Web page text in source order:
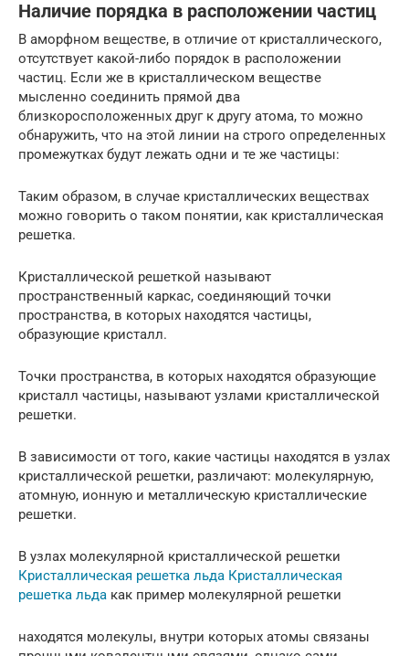
Наличие порядка в расположении частиц
В аморфном веществе, в отличие от кристаллического,
отсутствует какой-либо порядок в расположении
частиц. Если же в кристаллическом веществе
мысленно соединить прямой два
близкоросположенных друг к другу атома, то можно
обнаружить, что на этой линии на строго определенных
промежутках будут лежать одни и те же частицы:
Таким образом, в случае кристаллических веществах
можно говорить о таком понятии, как кристаллическая
решетка.
Кристаллической решеткой называют
пространственный каркас, соединяющий точки
пространства, в которых находятся частицы,
образующие кристалл.
Точки пространства, в которых находятся образующие
кристалл частицы, называют узлами кристаллической
решетки.
В зависимости от того, какие частицы находятся в узлах
кристаллической решетки, различают: молекулярную,
атомную, ионную и металлическую кристаллические
решетки.
В узлах молекулярной кристаллической решетки
Кристаллическая решетка льда Кристаллическая
решетка льда как пример молекулярной решетки
находятся молекулы, внутри которых атомы связаны